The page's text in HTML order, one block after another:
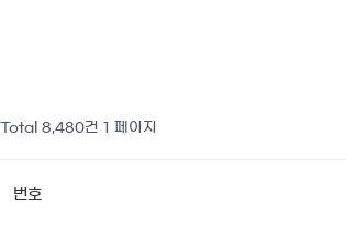
Total 8,480건 1 페이지
번호